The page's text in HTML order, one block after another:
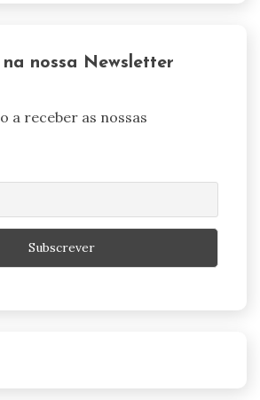
na nossa Newsletter
a receber as nossas